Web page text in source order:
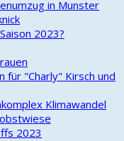
und
in Munster
2023?
für "Charly" Kirsch und
Klimawandel
2023